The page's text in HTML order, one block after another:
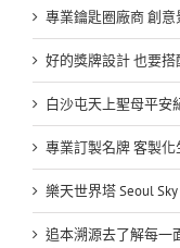
專業鑰匙圈廠商 創
好的獎牌設計 也要
白沙屯天上聖母平安
專業訂製名牌 客製
樂天世界塔 Seoul
追本溯源去了解每一